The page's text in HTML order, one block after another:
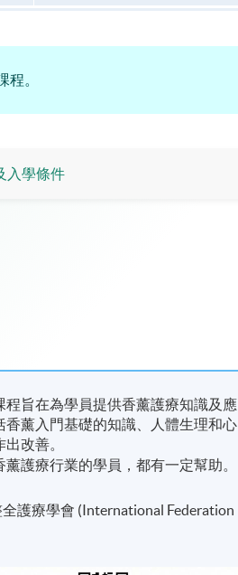
。
入學條件
旨在為學員提供香薰護療知識及應
薰入門基礎的知識、人體生理和心
改善。
護療行業的學員，都有一定幫助。
護療學會 (International Federation